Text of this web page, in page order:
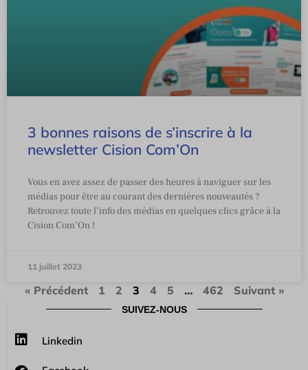
3 bonnes raisons de s’inscrire à la
newsletter Cision Com’On
Vous en avez assez de passer des heures à naviguer sur les
médias pour être au courant des dernières nouveautés ?
Retrouvez toute l’info des médias en quelques clics grâce à la
Cision Com’On !
11 juillet 2023
« Précédent 1 2 3 4 5 … 462 Suivant »
SUIVEZ-NOUS
Linkedin